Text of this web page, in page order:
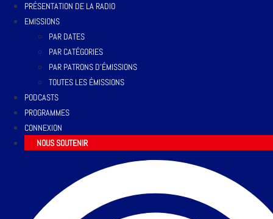
PRÉSENTATION DE LA RADIO
EMISSIONS
PAR DATES
PAR CATÉGORIES
PAR PATRONS D’ÉMISSIONS
TOUTES LES ÉMISSIONS
PODCASTS
PROGRAMMES
CONNEXION
NOUS SOUTENIR